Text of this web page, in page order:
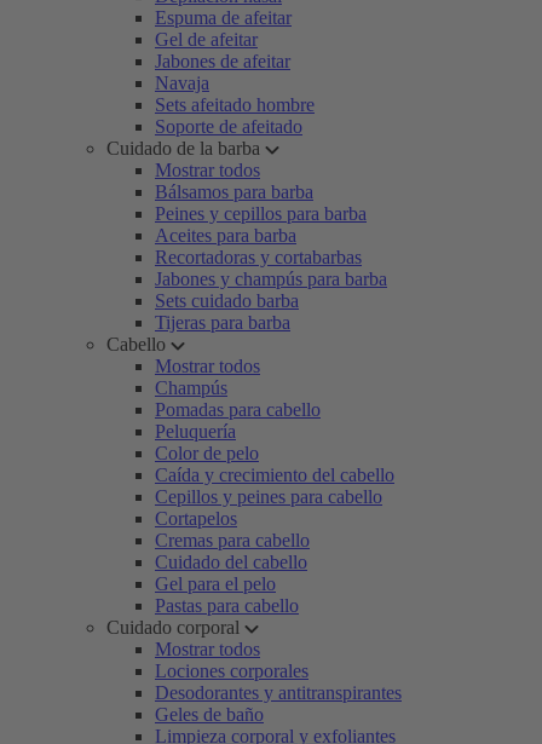
Espuma de afeitar
Gel de afeitar
Jabones de afeitar
Navaja
Sets afeitado hombre
Soporte de afeitado
Cuidado de la barba
Mostrar todos
Bálsamos para barba
Peines y cepillos para barba
Aceites para barba
Recortadoras y cortabarbas
Jabones y champús para barba
Sets cuidado barba
Tijeras para barba
Cabello
Mostrar todos
Champús
Pomadas para cabello
Peluquería
Color de pelo
Caída y crecimiento del cabello
Cepillos y peines para cabello
Cortapelos
Cremas para cabello
Cuidado del cabello
Gel para el pelo
Pastas para cabello
Cuidado corporal
Mostrar todos
Lociones corporales
Desodorantes y antitranspirantes
Geles de baño
Limpieza corporal y exfoliantes